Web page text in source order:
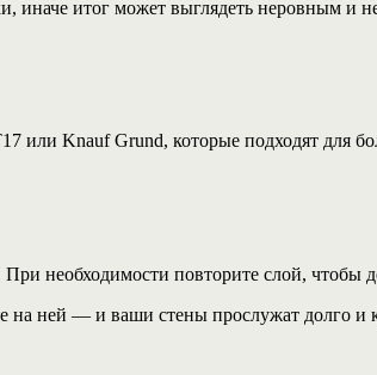
иначе итог может выглядеть неровным и
или Knauf Grund, которые подходят для
необходимости повторите слой, чтобы
на ней — и ваши стены прослужат долго и